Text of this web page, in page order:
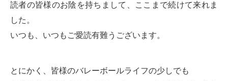
読者の皆様のお陰を持ちまして、ここまで続けて来れま
した。
いつも、いつもご愛読有難うございます。
とにかく、皆様のバレーボールライフの少しでも